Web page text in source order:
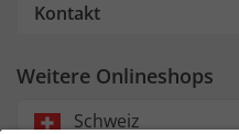
Kontakt
Weitere Onlineshops
Schweiz